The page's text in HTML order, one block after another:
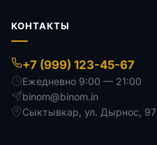
КОНТАКТЫ
+7 (999) 123-45-67
Ежедневно 9:00 — 21:00
binom@binom.in
Сыктывкар, ул. Дырнос, 97